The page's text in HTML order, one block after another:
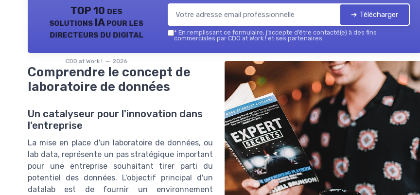
TOP 10 des
solutions IA pour les
directeurs du digital
CDO at Work ! — 2026
➔ Télécharger
* En remplissant ce formulaire, j’accepte d’être contacté(e) à des fins
commerciales par CDO at Work ! et ses partenaires.
Comprendre le concept de
laboratoire de données
Un catalyseur pour l'innovation dans
l'entreprise
La mise en place d'un laboratoire de données, ou
lab data, représente un pas stratégique important
pour une entreprise souhaitant tirer parti du
potentiel des données. L'objectif principal d'un
datalab est de fournir un environnement